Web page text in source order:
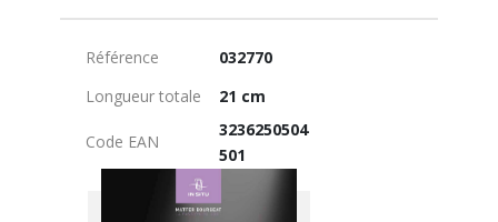
Référence
032770
Longueur totale
21 cm
Code EAN
3236250504
501